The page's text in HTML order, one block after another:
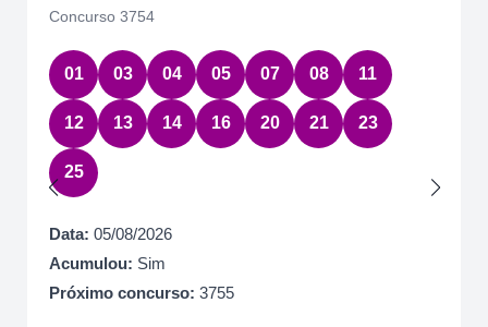
Concurso 3754
01 03 04 05 07 08 11
12 13 14 16 20 21 23
25
Data: 05/08/2026
Acumulou: Sim
Próximo concurso: 3755